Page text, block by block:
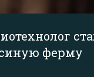
ферму